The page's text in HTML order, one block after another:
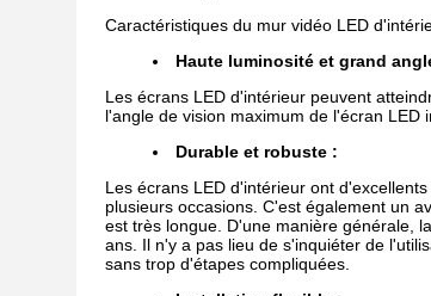
Caractéristiques du mur vidéo LED
Haute luminosité et grand
Les écrans LED d'intérieur peuvent
l'angle de vision maximum de l'écran LED
Durable et robuste :
Les écrans LED d'intérieur ont
plusieurs occasions. C'est également un
est très longue. D'une manière générale,
ans. Il n'y a pas lieu de s'inquiéter de
sans trop d'étapes compliquées.